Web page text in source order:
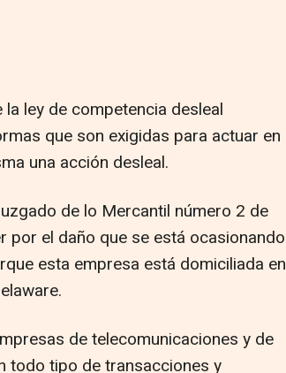
ley de competencia desleal
que son exigidas para actuar en
una acción desleal.
de lo Mercantil número 2 de
por el daño que se está ocasionando
esta empresa está domiciliada en
de telecomunicaciones y de
todo tipo de transacciones y